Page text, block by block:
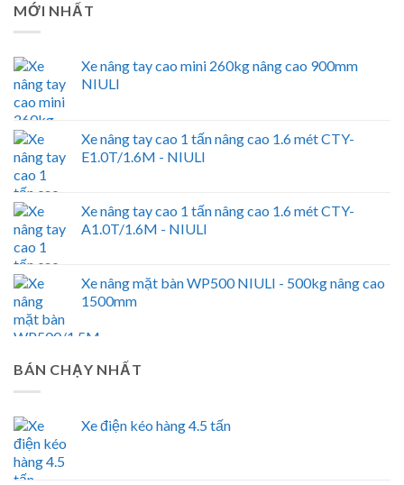
MỚI NHẤT
Xe nâng tay cao mini 260kg nâng cao 900mm
NIULI
Xe nâng tay cao 1 tấn nâng cao 1.6 mét CTY-
E1.0T/1.6M - NIULI
Xe nâng tay cao 1 tấn nâng cao 1.6 mét CTY-
A1.0T/1.6M - NIULI
Xe nâng mặt bàn WP500 NIULI - 500kg nâng cao
1500mm
BÁN CHẠY NHẤT
Xe điện kéo hàng 4.5 tấn